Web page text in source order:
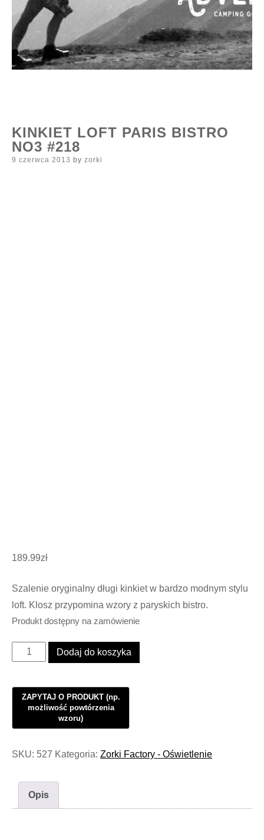
KINKIET LOFT PARIS BISTRO
NO3 #218
Posted
9 czerwca 2013 by zorki
189.99zł
Szalenie oryginalny długi kinkiet w bardzo modnym stylu
loft. Klosz przypomina wzory z paryskich bistro.
Produkt dostępny na zamówienie
ilość
Paris
No3
#218
Dodaj do koszyka
SKU: 527 Kategoria: Zorki Factory - Oświetlenie
Opis